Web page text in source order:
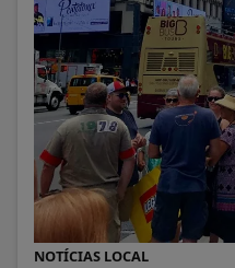
NOTÍCIAS LOCAL